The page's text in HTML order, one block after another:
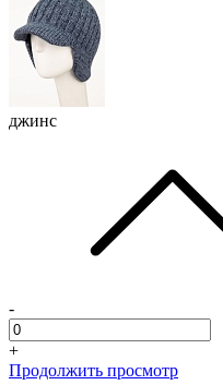
джинс
-
+
Продолжить просмотр